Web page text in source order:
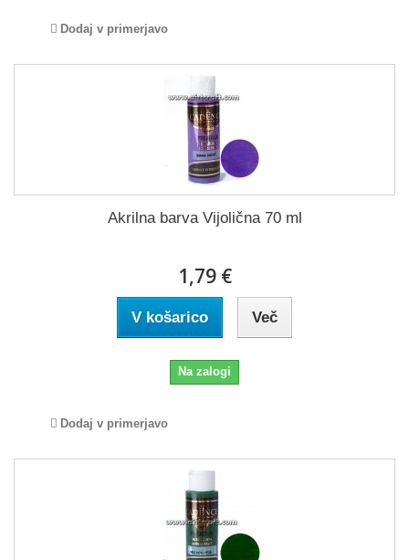
Dodaj v primerjavo
Akrilna barva Vijolična 70 ml
1,79 €
V košarico Več
Na zalogi
Dodaj v primerjavo